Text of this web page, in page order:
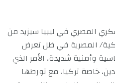
المصري في ليبيا سيزيد من
المصرية في ظل تعرض
وأمنية شديدة، الأمر الذي
خاصة تركيا، مع تورطها